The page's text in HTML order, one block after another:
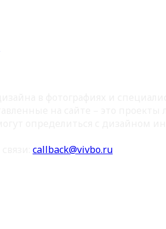
callback@vivbo.ru